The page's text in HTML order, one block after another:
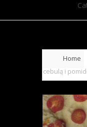
Home
cebulą i